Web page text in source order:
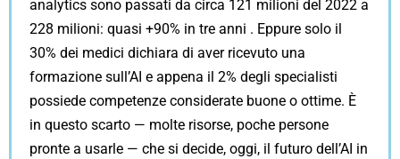
analytics sono passati da circa 121 milioni del 2022 a
228 milioni: quasi +90% in tre anni . Eppure solo il
30% dei medici dichiara di aver ricevuto una
formazione sull’AI e appena il 2% degli specialisti
possiede competenze considerate buone o ottime. È
in questo scarto — molte risorse, poche persone
pronte a usarle — che si decide, oggi, il futuro dell’AI in